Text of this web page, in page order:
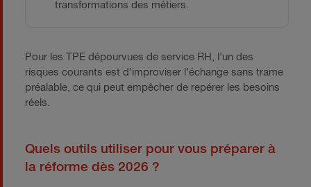
transformations des métiers.
Pour les TPE dépourvues de service RH, l’un des
risques courants est d’improviser l’échange sans trame
préalable, ce qui peut empêcher de repérer les besoins
réels.
Quels outils utiliser pour vous préparer à
la réforme dès 2026 ?